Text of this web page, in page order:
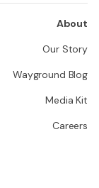
About
Our Story
Wayground Blog
Media Kit
Careers